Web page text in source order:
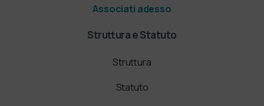
Associati adesso
Struttura e Statuto
Struttura
Statuto